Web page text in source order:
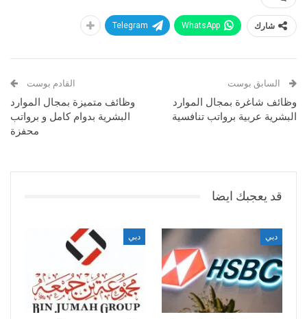
شارك WhatsApp
Telegram
السابق بوست
وظائف شاغرة بمجال الموارد
البشرية عربية برواتب تنافسية
القادم بوست
وظائف متميزة بمجال الموارد
البشرية بدوام كامل و برواتب
محفزة
قد يعجبك ايضا
دبي دبي